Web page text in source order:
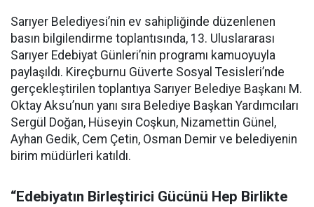
Sarıyer Belediyesi’nin ev sahipliğinde düzenlenen
basın bilgilendirme toplantısında, 13. Uluslararası
Sarıyer Edebiyat Günleri’nin programı kamuoyuyla
paylaşıldı. Kireçburnu Güverte Sosyal Tesisleri’nde
gerçekleştirilen toplantıya Sarıyer Belediye Başkanı M.
Oktay Aksu’nun yanı sıra Belediye Başkan Yardımcıları
Sergül Doğan, Hüseyin Coşkun, Nizamettin Günel,
Ayhan Gedik, Cem Çetin, Osman Demir ve belediyenin
birim müdürleri katıldı.
“Edebiyatın Birleştirici Gücünü Hep Birlikte